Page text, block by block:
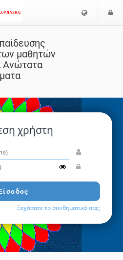
Επιλογή
μαθητών
Ανώτατα
χρήστη
Ξεχάσατε το συνθηματικό σας;